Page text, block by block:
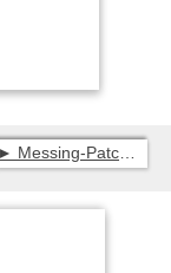
Messing-Patchspitzen Patch-Halter